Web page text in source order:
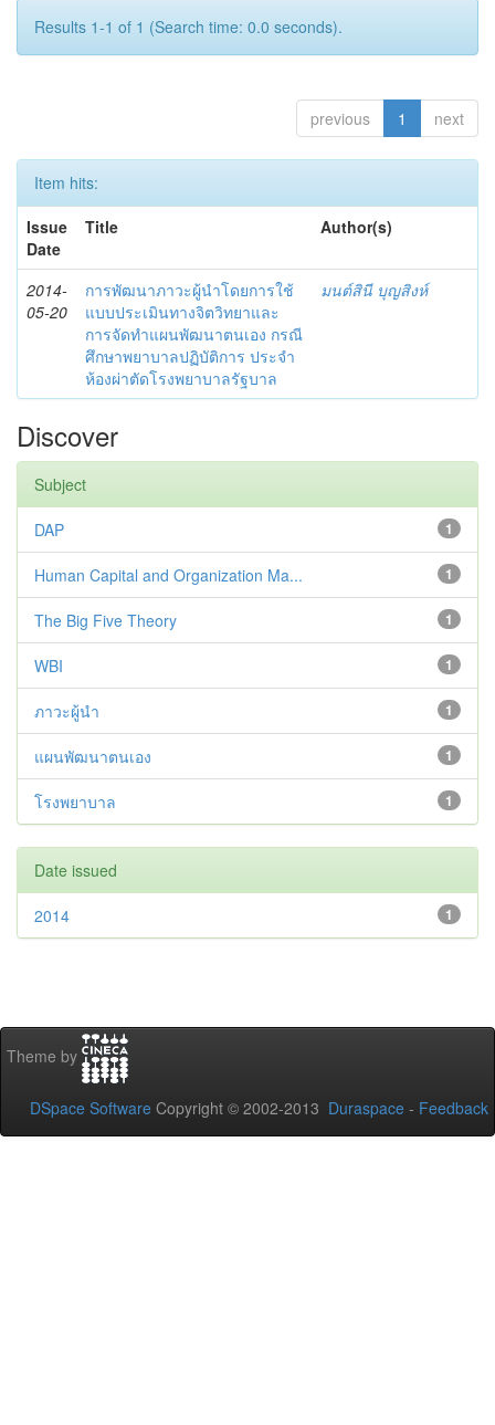
Results 1-1 of 1 (Search time: 0.0 seconds).
previous 1 next
Item hits:
Issue
Date
Title Author(s)
2014-
05-20
การพัฒนาภาวะผู้นำโดยการใช้
แบบประเมินทางจิตวิทยาและ
การจัดทำแผนพัฒนาตนเอง กรณี
ศึกษาพยาบาลปฏิบัติการ ประจำ
ห้องผ่าตัดโรงพยาบาลรัฐบาล
มนต์สินี บุญสิงห์
Discover
Subject
1
DAP
1
Human Capital and Organization Ma...
1
The Big Five Theory
1
WBI
1
ภาวะผู้นำ
1
แผนพัฒนาตนเอง
1
โรงพยาบาล
Date issued
1
2014
Theme by
DSpace Software Copyright © 2002-2013 Duraspace - Feedback